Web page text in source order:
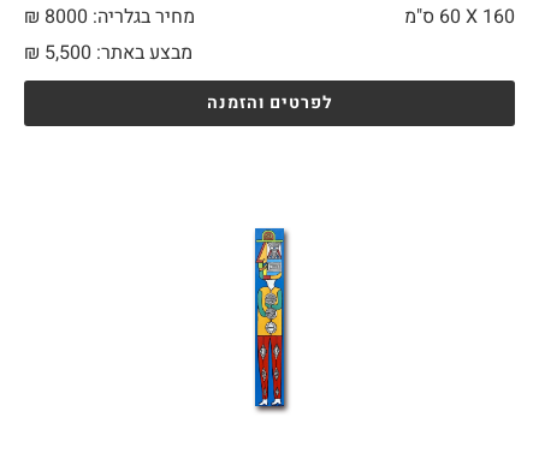
160 X
מחיר בגלריה: 8000 ₪
מבצע באתר:
₪ 5,500
לפרטים והזמנה